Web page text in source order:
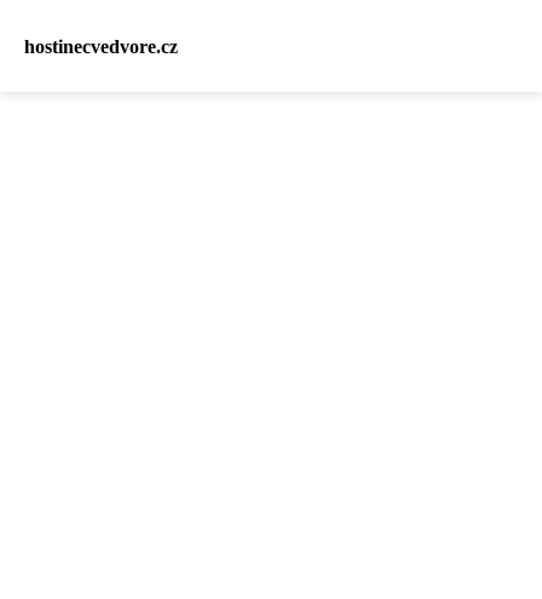
hostinecvedvore.cz